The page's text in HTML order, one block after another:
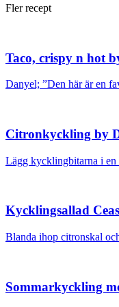
Fler recept
Taco, crispy n hot
Danyel; ”Den här är en
Citronkyckling by
Lägg kycklingbitarna i en
Kycklingsallad
Blanda ihop citronskal
Sommarkyckling